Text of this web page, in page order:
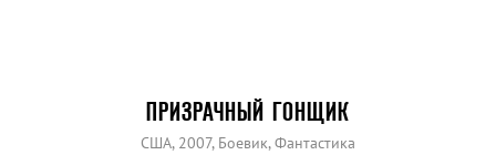
ПРИЗРАЧНЫЙ ГОНЩИК
США, 2007, Боевик, Фантастика